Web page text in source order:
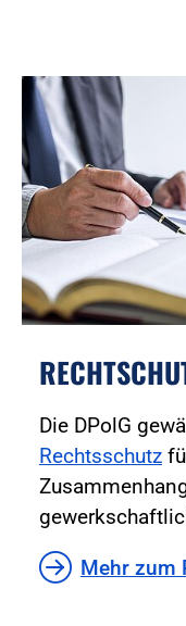
Die DPolG
Rechtsschutz
Mehr zum